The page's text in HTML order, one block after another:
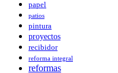
papel
patios
pintura
proyectos
recibidor
reforma integral
reformas